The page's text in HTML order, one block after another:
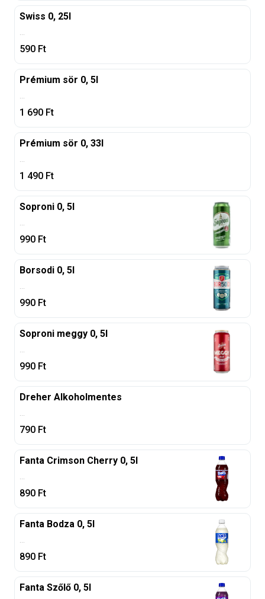
Swiss 0, 25l
...
590 Ft
Prémium sör 0, 5l
...
1 690 Ft
Prémium sör 0, 33l
...
1 490 Ft
Soproni 0, 5l
...
990 Ft
Borsodi 0, 5l
...
990 Ft
Soproni meggy 0, 5l
...
990 Ft
Dreher Alkoholmentes
...
790 Ft
Fanta Crimson Cherry 0, 5l
...
890 Ft
Fanta Bodza 0, 5l
...
890 Ft
Fanta Szőlő 0, 5l